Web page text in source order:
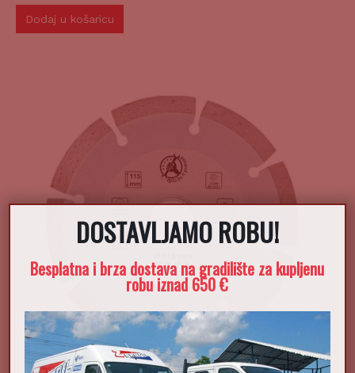
Dodaj u košaricu
DOSTAVLJAMO ROBU!
Besplatna i brza dostava na gradilište za kupljenu
robu iznad 650 €